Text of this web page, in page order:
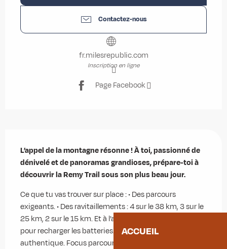
ACCUEIL
Contactez-nous
fr.milesrepublic.com
Inscription en ligne
Page Facebook
L’appel de la montagne résonne ! À toi, passionné de
dénivelé et de panoramas grandioses, prépare-toi à
découvrir la Remy Trail sous son plus beau jour.
Ce que tu vas trouver sur place : • Des parcours
exigeants. • Des ravitaillements : 4 sur le 38 km, 3 sur le
25 km, 2 sur le 15 km. Et à l’arrivée, un ravito complet
pour recharger les batteries. • Une ambiance
authentique. Focus parcours : Attends-toi à des